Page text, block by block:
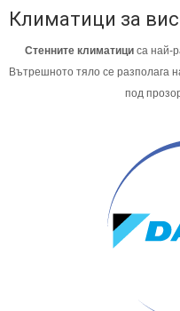
Климатици за
Стенните климатици са най-
Вътрешното тяло се разполага
под